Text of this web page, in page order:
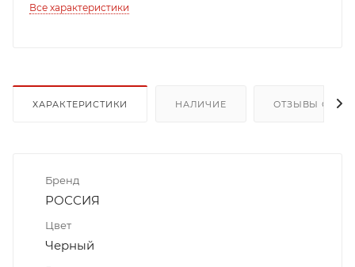
Все характеристики
ХАРАКТЕРИСТИКИ НАЛИЧИЕ ОТЗЫВЫ О
Бренд
РОССИЯ
Цвет
Черный